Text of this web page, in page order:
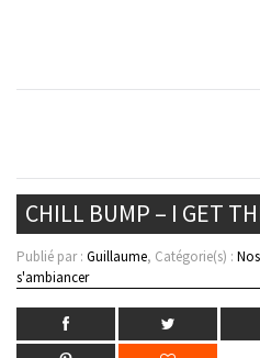
CHILL BUMP – I GET
Publié par : Guillaume, Catégorie(s) :
s'ambiancer